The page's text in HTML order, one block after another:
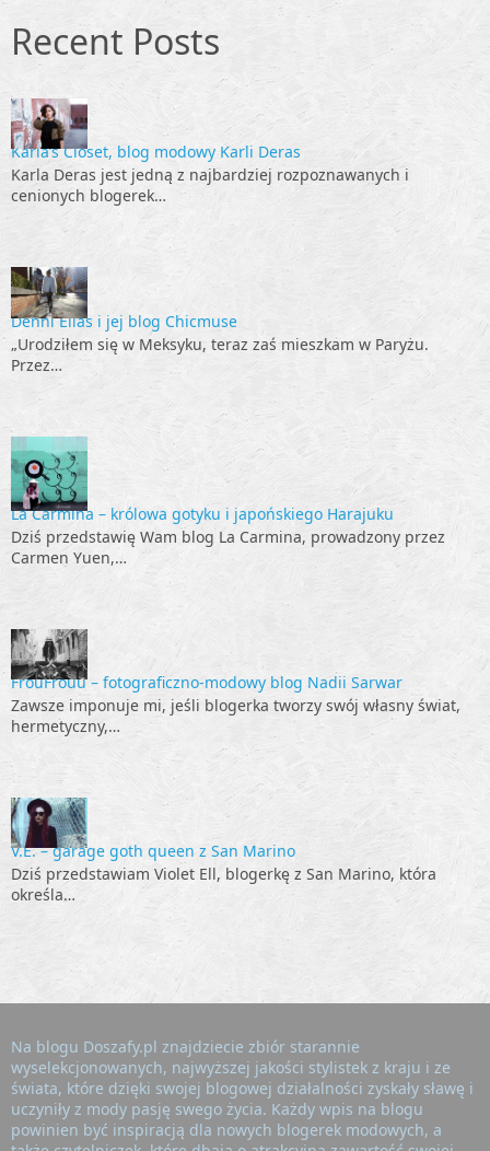
Recent Posts
Karla’s Closet, blog modowy Karli Deras
Karla Deras jest jedną z najbardziej rozpoznawanych i
cenionych blogerek…
Denni Elias i jej blog Chicmuse
„Urodziłem się w Meksyku, teraz zaś mieszkam w Paryżu.
Przez…
La Carmina – królowa gotyku i japońskiego Harajuku
Dziś przedstawię Wam blog La Carmina, prowadzony przez
Carmen Yuen,…
FrouFrouu – fotograficzno-modowy blog Nadii Sarwar
Zawsze imponuje mi, jeśli blogerka tworzy swój własny świat,
hermetyczny,…
V.E. – garage goth queen z San Marino
Dziś przedstawiam Violet Ell, blogerkę z San Marino, która
określa…
Na blogu Doszafy.pl znajdziecie zbiór starannie
wyselekcjonowanych, najwyższej jakości stylistek z kraju i ze
świata, które dzięki swojej blogowej działalności zyskały sławę i
uczyniły z mody pasję swego życia. Każdy wpis na blogu
powinien być inspiracją dla nowych blogerek modowych, a